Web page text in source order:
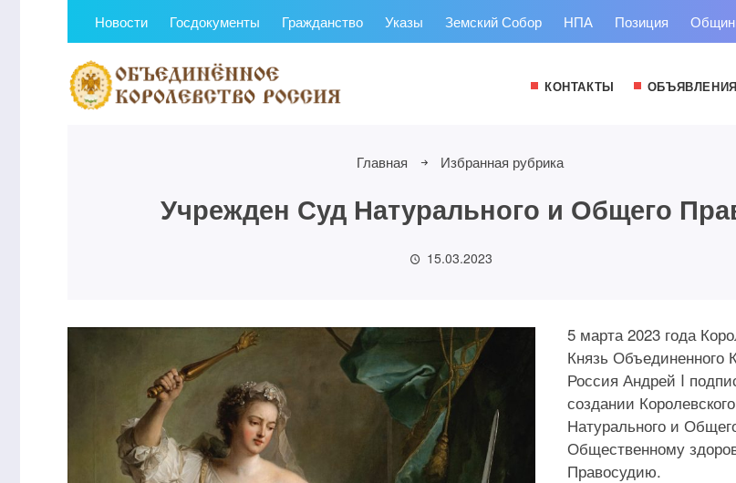
Новости Госдокументы Гражданство Указы Земский Собор НПА Позиция
КОНТАКТЫ ОБЪЯВЛЕНИЯ
Главная Избранная рубрика
Учрежден Суд Натурального и Общего
15.03.2023
5 марта 2023 года
Князь Объединенного
Россия Андрей I
создании
Натурального и
Общественному
Правосудию.